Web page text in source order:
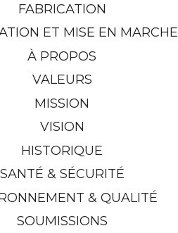
FABRICATION
ET MISE EN MARCHE
À PROPOS
VALEURS
MISSION
VISION
HISTORIQUE
SANTÉ & SÉCURITÉ
& QUALITÉ
SOUMISSIONS